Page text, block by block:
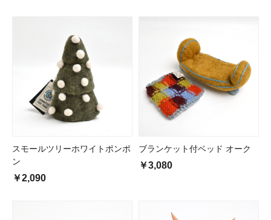
スモールツリーホワイトポンポ
ン
￥2,090
ブランケット付ベッド オーク
￥3,080